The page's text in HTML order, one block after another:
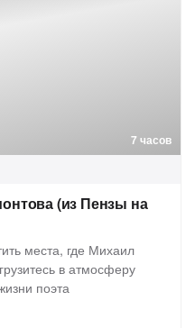
7 часов
(из Пензы на
места, где Михаил
в атмосферу
поэта